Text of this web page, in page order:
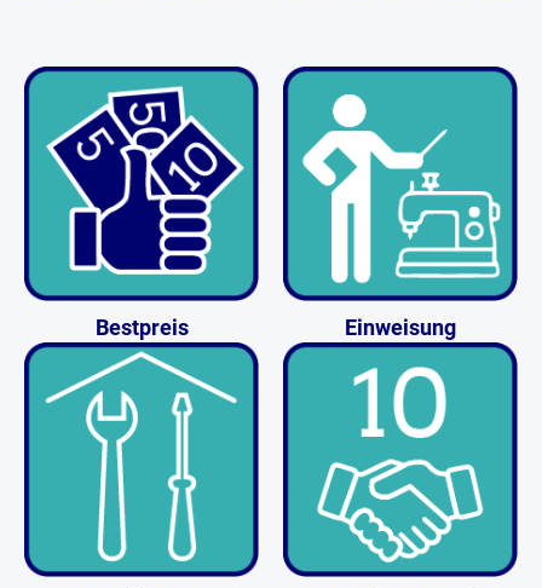
Bestpreis Einweisung